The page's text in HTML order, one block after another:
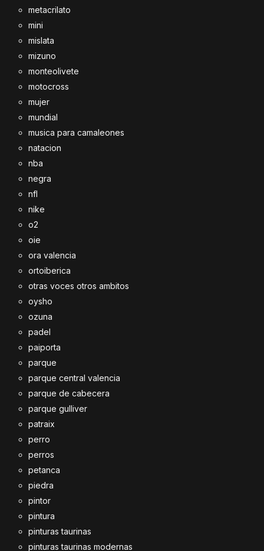
metacrilato
mini
mislata
mizuno
monteolivete
motocross
mujer
mundial
musica para camaleones
natacion
nba
negra
nfl
nike
o2
oie
ora valencia
ortoiberica
otras voces otros ambitos
oysho
ozuna
padel
paiporta
parque
parque central valencia
parque de cabecera
parque gulliver
patraix
perro
perros
petanca
piedra
pintor
pintura
pinturas taurinas
pinturas taurinas modernas